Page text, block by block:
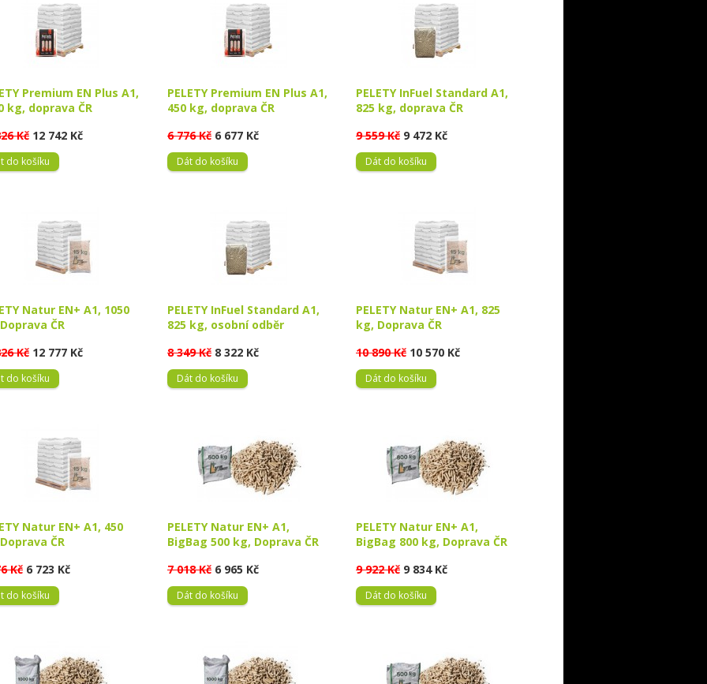
Premium EN Plus A1,
kg, doprava ČR
Kč 12 742 Kč
do košíku
PELETY Premium EN Plus A1,
450 kg, doprava ČR
6 776 Kč 6 677 Kč
Dát do košíku
PELETY InFuel Standard A1,
825 kg, doprava ČR
9 559 Kč 9 472 Kč
Dát do košíku
Natur EN+ A1, 1050
ČR
Kč 12 777 Kč
do košíku
PELETY InFuel Standard A1,
825 kg, osobní odběr
8 349 Kč 8 322 Kč
Dát do košíku
PELETY Natur EN+ A1, 825
kg, Doprava ČR
10 890 Kč 10 570 Kč
Dát do košíku
Natur EN+ A1, 450
ČR
Kč 6 723 Kč
do košíku
PELETY Natur EN+ A1,
BigBag 500 kg, Doprava ČR
7 018 Kč 6 965 Kč
Dát do košíku
PELETY Natur EN+ A1,
BigBag 800 kg, Doprava ČR
9 922 Kč 9 834 Kč
Dát do košíku